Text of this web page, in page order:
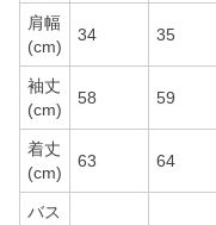
肩幅
(cm)
34 35
袖丈
(cm)
58 59
着丈
(cm)
63 64
バス